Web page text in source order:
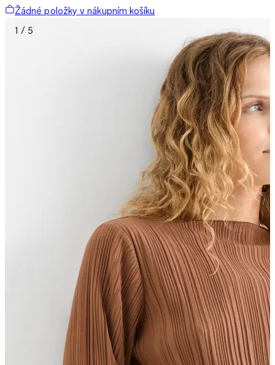
Žádné položky v nákupním košíku
1 / 5